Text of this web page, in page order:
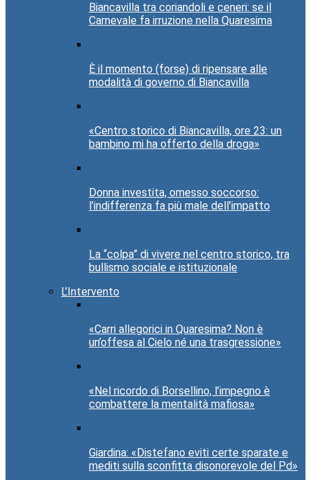
Biancavilla tra coriandoli e ceneri: se il
Carnevale fa irruzione nella Quaresima
È il momento (forse) di ripensare alle
modalità di governo di Biancavilla
«Centro storico di Biancavilla, ore 23: un
bambino mi ha offerto della droga»
Donna investita, omesso soccorso:
l’indifferenza fa più male dell’impatto
La “colpa” di vivere nel centro storico, tra
bullismo sociale e istituzionale
L’Intervento
«Carri allegorici in Quaresima? Non è
un’offesa al Cielo né una trasgressione»
«Nel ricordo di Borsellino, l’impegno è
combattere la mentalità mafiosa»
Giardina: «Distefano eviti certe sparate e
mediti sulla sconfitta disonorevole del Pd»